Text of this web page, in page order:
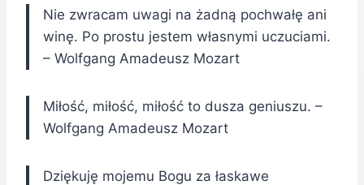
Nie zwracam uwagi na żadną pochwałę ani
winę. Po prostu jestem własnymi uczuciami.
– Wolfgang Amadeusz Mozart
Miłość, miłość, miłość to dusza geniuszu. –
Wolfgang Amadeusz Mozart
Dziękuję mojemu Bogu za łaskawe